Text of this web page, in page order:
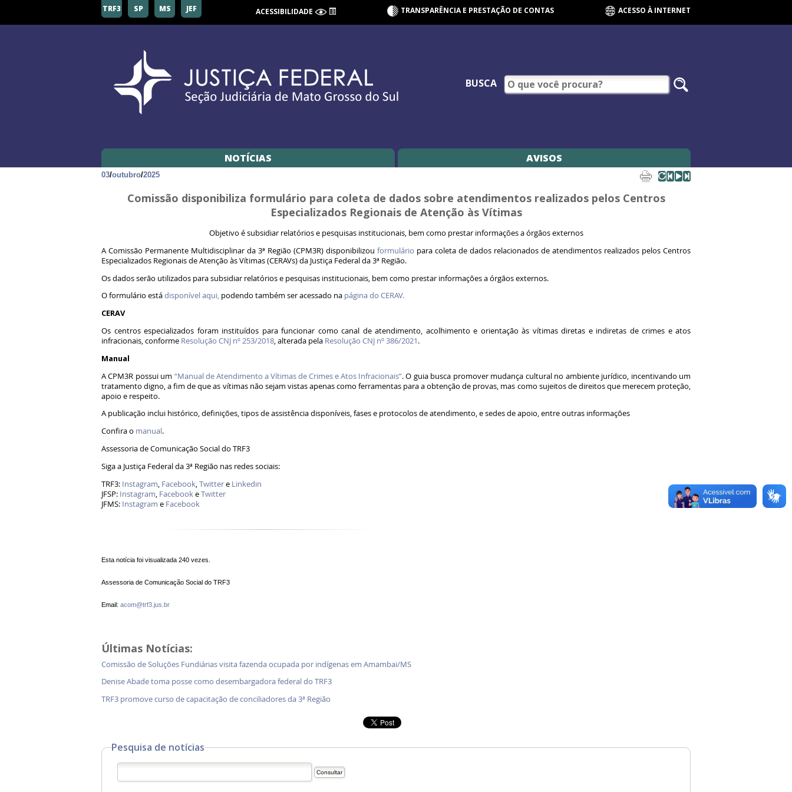
TRF3 SP MS JEF ACESSIBILIDADE TRANSPARÊNCIA E PRESTAÇÃO DE CONTAS ACESSO À INTERNET
BUSCA
NOTÍCIAS AVISOS
03/outubro/2025
Comissão disponibiliza formulário para coleta de dados sobre atendimentos realizados pelos Centros
Especializados Regionais de Atenção às Vítimas
Objetivo é subsidiar relatórios e pesquisas institucionais, bem como prestar informações a órgãos externos
A Comissão Permanente Multidisciplinar da 3ª Região (CPM3R) disponibilizou formulário para coleta de dados relacionados de atendimentos realizados pelos Centros
Especializados Regionais de Atenção às Vítimas (CERAVs) da Justiça Federal da 3ª Região.
Os dados serão utilizados para subsidiar relatórios e pesquisas institucionais, bem como prestar informações a órgãos externos.
O formulário estádisponível aqui, podendo também ser acessado na página do CERAV.
CERAV
Os centros especializados foram instituídos para funcionar como canal de atendimento, acolhimento e orientação às vítimas diretas e indiretas de crimes e atos
infracionais, conforme Resolução CNJ nº 253/2018, alterada pela Resolução CNJ nº 386/2021.
Manual
A CPM3R possui um “Manual de Atendimento a Vítimas de Crimes e Atos Infracionais”. O guia busca promover mudança cultural no ambiente jurídico, incentivando um
tratamento digno, a fim de que as vítimas não sejam vistas apenas como ferramentas para a obtenção de provas, mas como sujeitos de direitos que merecem proteção,
apoio e respeito.
A publicação inclui histórico, definições, tipos de assistência disponíveis, fases e protocolos de atendimento, e sedes de apoio, entre outras informações
Confira o manual.
Assessoria de Comunicação Social do TRF3
Siga a Justiça Federal da 3ª Região nas redes sociais:
TRF3: Instagram, Facebook,Twittere Linkedin
JFSP: Instagram, FacebookeTwitter
JFMS: Instagram e Facebook
Esta notícia foi visualizada 240 vezes.
Assessoria de Comunicação Social do TRF3
Email: acom@trf3.jus.br
Últimas Notícias:
Comissão de Soluções Fundiárias visita fazenda ocupada por indígenas em Amambai/MS
Denise Abade toma posse como desembargadora federal do TRF3
TRF3 promove curso de capacitação de conciliadores da 3ª Região
Pesquisa de notícias